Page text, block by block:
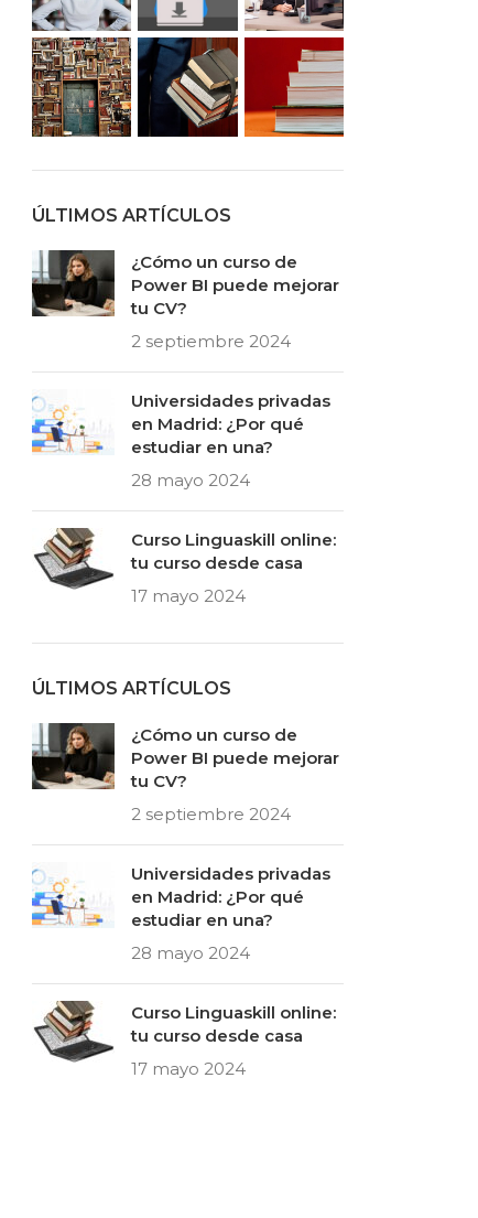
ÚLTIMOS ARTÍCULOS
¿Cómo un curso de
Power BI puede mejorar
tu CV?
2 septiembre 2024
Universidades privadas
en Madrid: ¿Por qué
estudiar en una?
28 mayo 2024
Curso Linguaskill online:
tu curso desde casa
17 mayo 2024
ÚLTIMOS ARTÍCULOS
¿Cómo un curso de
Power BI puede mejorar
tu CV?
2 septiembre 2024
Universidades privadas
en Madrid: ¿Por qué
estudiar en una?
28 mayo 2024
Curso Linguaskill online:
tu curso desde casa
17 mayo 2024